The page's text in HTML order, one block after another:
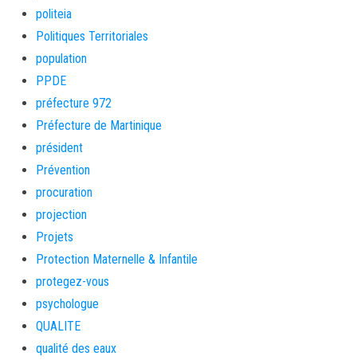
politeia
Politiques Territoriales
population
PPDE
préfecture 972
Préfecture de Martinique
président
Prévention
procuration
projection
Projets
Protection Maternelle & Infantile
protegez-vous
psychologue
QUALITE
qualité des eaux